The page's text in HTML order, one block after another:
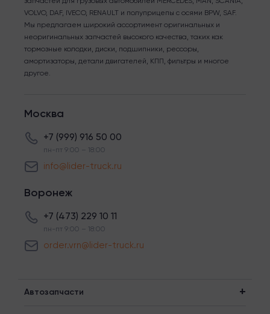
VOLVO, DAF, IVECO, RENAULT и полуприцепы с осями BPW, SAF.
Мы предлагаем широкий ассортимент оригинальных и
неоригинальных запчастей высокого качества, таких как
тормозные колодки, диски, подшипники, рессоры,
амортизаторы, детали двигателей, КПП, фильтры и многое
другое.
Москва
+7 (999) 916 50 00
пн-пт 9:00 – 18:00
info@lider-truck.ru
Воронеж
+7 (473) 229 10 11
пн-пт 9:00 – 18:00
order.vrn@lider-truck.ru
Автозапчасти